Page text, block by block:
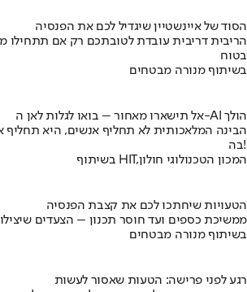
הסוד של איינשטיין שיגדיל לכם את הפנסיה
הריבית דריבית עובדת לטובתכם רק אם תתחילו
בטוח
בשיתוף מנורה מבטחים
אל תישארו מאחור – בואו לגלות לאן ה-AI הולך
הבינה המלאכותית לא תחליף אנשים, היא
בה!
בשיתוף HIT,המכון הטכנולוגי חולון
הטעויות שיחתכו לכם את קצבת הפנסיה
ממשיכת כספים ועד חוסר תכנון – הצעדים
בשיתוף מנורה מבטחים
רגע לפני פרישה: הטעות שאסור לעשות